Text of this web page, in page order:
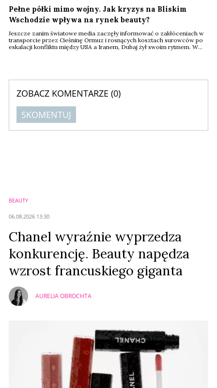
Pełne półki mimo wojny. Jak kryzys na Bliskim
Wschodzie wpływa na rynek beauty?
Jeszcze zanim światowe media zaczęły informować o zakłóceniach w
transporcie przez Cieśninę Ormuz i rosnących kosztach surowców po
eskalacji konfliktu między USA a Iranem, Dubaj żył swoim rytmem. W
ZOBACZ KOMENTARZE (0)
SKOMENTUJ
BEAUTY
06.08.2026 13:30
Chanel wyraźnie wyprzedza
konkurencję. Beauty napędza
wzrost francuskiego giganta
AURELIA OBROCHTA